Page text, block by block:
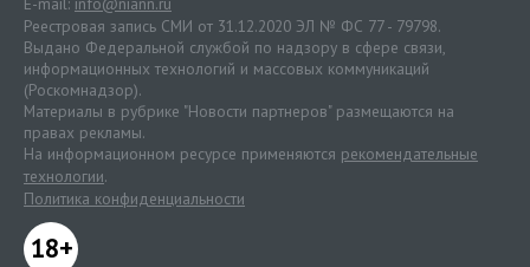
Реестровая запись СМИ от 31.12.2020 ЭЛ № ФС 77 - 79798.
Выдано Федеральной службой по надзору в сфере связи,
информационных технологий и массовых коммуникаций
(Роскомнадзор).
Материалы в рубрике "Новости партнеров" размещаются на
правах рекламы.
На информационном ресурсе применяются рекомендательные
технологии.
Политика конфиденциальности
18+